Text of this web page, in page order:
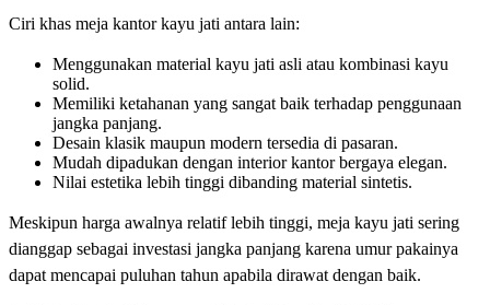
Ciri khas meja kantor kayu jati antara lain:
Menggunakan material kayu jati asli atau kombinasi kayu
solid.
Memiliki ketahanan yang sangat baik terhadap penggunaan
jangka panjang.
Desain klasik maupun modern tersedia di pasaran.
Mudah dipadukan dengan interior kantor bergaya elegan.
Nilai estetika lebih tinggi dibanding material sintetis.
Meskipun harga awalnya relatif lebih tinggi, meja kayu jati sering
dianggap sebagai investasi jangka panjang karena umur pakainya
dapat mencapai puluhan tahun apabila dirawat dengan baik.